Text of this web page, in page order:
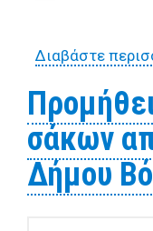
Διαβάστε
σάκων
Δήμου